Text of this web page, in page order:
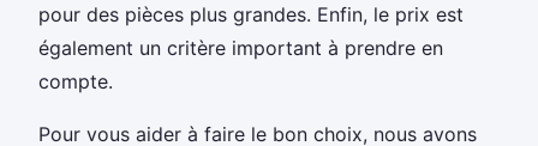
pour des pièces plus grandes. Enfin, le prix est
également un critère important à prendre en
compte.
Pour vous aider à faire le bon choix, nous avons